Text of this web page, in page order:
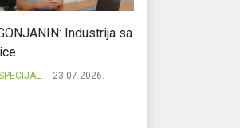
Industrija sa
23.07.2026.